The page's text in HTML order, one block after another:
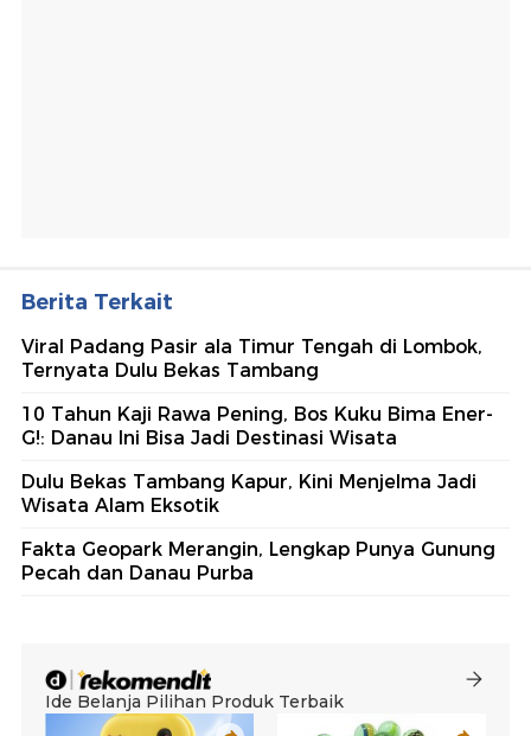
Berita Terkait
Viral Padang Pasir ala Timur Tengah di Lombok,
Ternyata Dulu Bekas Tambang
10 Tahun Kaji Rawa Pening, Bos Kuku Bima Ener-
G!: Danau Ini Bisa Jadi Destinasi Wisata
Dulu Bekas Tambang Kapur, Kini Menjelma Jadi
Wisata Alam Eksotik
Fakta Geopark Merangin, Lengkap Punya Gunung
Pecah dan Danau Purba